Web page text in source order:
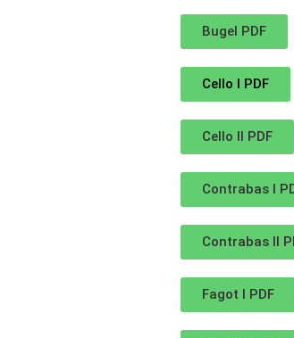
Bugel PDF
Cello I PDF
Cello II PDF
Contrabas I
Contrabas II
Fagot I PDF